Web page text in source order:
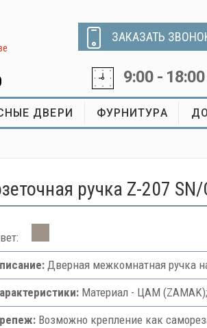
ЗАКАЗАТЬ
9:00 - 18:00
ДВЕРИ ФУРНИТУРА
ручка Z-207 SN/
Дверная межкомнатная ручка
Материал - ЦАМ
Возможно крепление как